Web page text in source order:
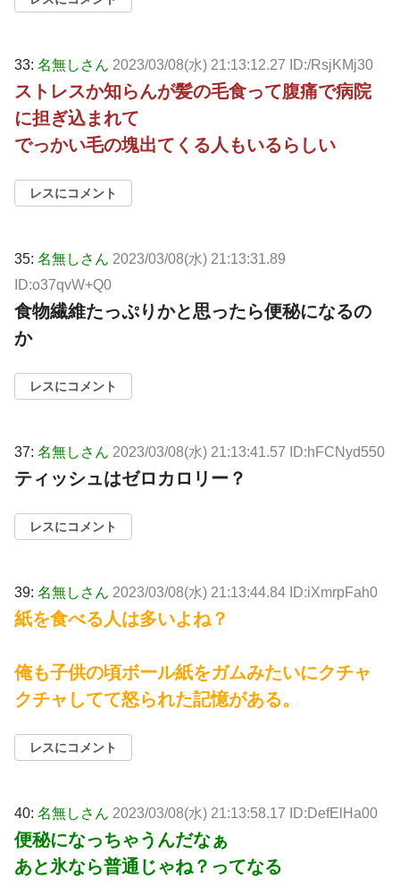
33: 名無しさん 2023/03/08(水) 21:13:12.27 ID:/RsjKMj30
ストレスか知らんが髪の毛食って腹痛で病院
に担ぎ込まれて
でっかい毛の塊出てくる人もいるらしい
レスにコメント
35: 名無しさん 2023/03/08(水) 21:13:31.89
ID:o37qvW+Q0
食物繊維たっぷりかと思ったら便秘になるの
か
レスにコメント
37: 名無しさん 2023/03/08(水) 21:13:41.57 ID:hFCNyd550
ティッシュはゼロカロリー？
レスにコメント
39: 名無しさん 2023/03/08(水) 21:13:44.84 ID:iXmrpFah0
紙を食べる人は多いよね？
俺も子供の頃ボール紙をガムみたいにクチャ
クチャしてて怒られた記憶がある。
レスにコメント
40: 名無しさん 2023/03/08(水) 21:13:58.17 ID:DefElHa00
便秘になっちゃうんだなぁ
あと氷なら普通じゃね？ってなる